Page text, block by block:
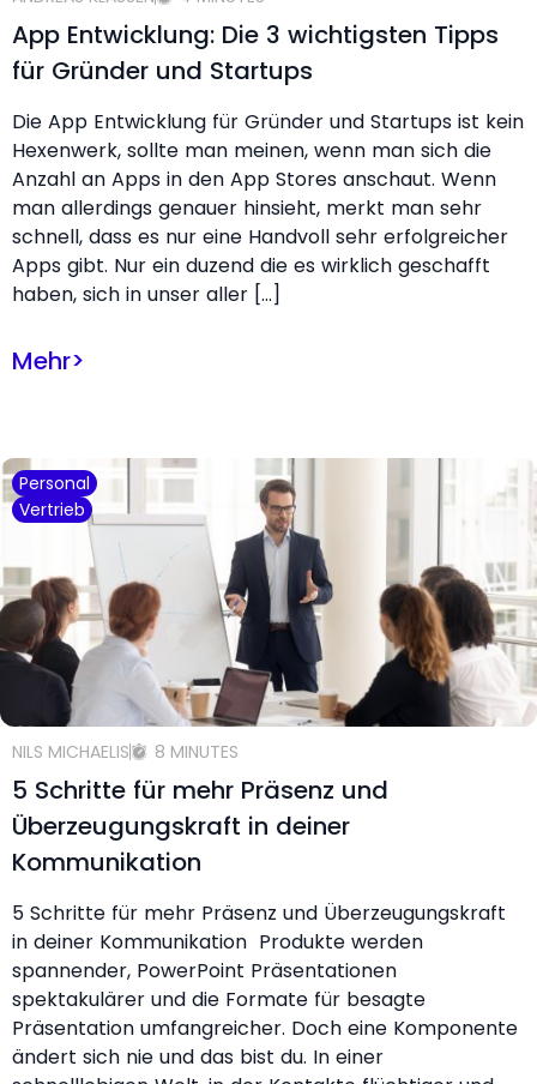
App Entwicklung: Die 3 wichtigsten Tipps
für Gründer und Startups
Die App Entwicklung für Gründer und Startups ist kein
Hexenwerk, sollte man meinen, wenn man sich die
Anzahl an Apps in den App Stores anschaut. Wenn
man allerdings genauer hinsieht, merkt man sehr
schnell, dass es nur eine Handvoll sehr erfolgreicher
Apps gibt. Nur ein duzend die es wirklich geschafft
haben, sich in unser aller […]
Mehr>
Personal
Vertrieb
NILS MICHAELIS 8 MINUTES
5 Schritte für mehr Präsenz und
Überzeugungskraft in deiner
Kommunikation
5 Schritte für mehr Präsenz und Überzeugungskraft
in deiner Kommunikation Produkte werden
spannender, PowerPoint Präsentationen
spektakulärer und die Formate für besagte
Präsentation umfangreicher. Doch eine Komponente
ändert sich nie und das bist du. In einer